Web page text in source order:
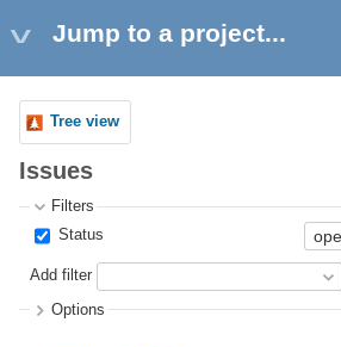
Jump to a project...
Tree view
Issues
Filters
Status
Add filter
Options